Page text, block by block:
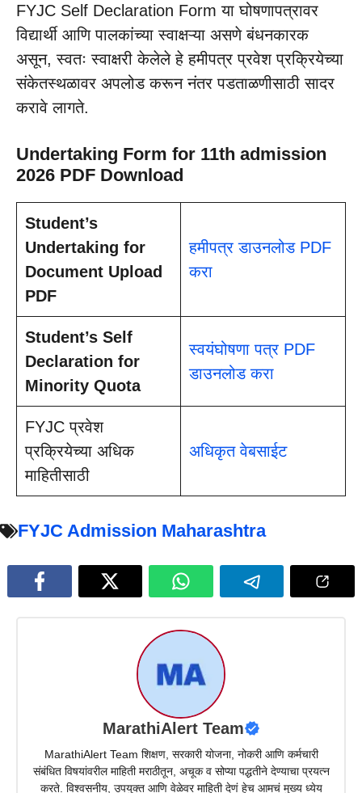
FYJC Self Declaration Form या घोषणापत्रावर
विद्यार्थी आणि पालकांच्या स्वाक्षऱ्या असणे बंधनकारक
असून, स्वतः स्वाक्षरी केलेले हे हमीपत्र प्रवेश प्रक्रियेच्या
संकेतस्थळावर अपलोड करून नंतर पडताळणीसाठी सादर
करावे लागते.
Undertaking Form for 11th admission
2026 PDF Download
Student’s
Undertaking for
Document Upload
PDF
हमीपत्र डाउनलोड PDF
करा
Student’s Self
Declaration for
Minority Quota
स्वयंघोषणा पत्र PDF
डाउनलोड करा
FYJC प्रवेश
प्रक्रियेच्या अधिक
माहितीसाठी
अधिकृत वेबसाईट
FYJC Admission Maharashtra
MarathiAlert Team
MarathiAlert Team शिक्षण, सरकारी योजना, नोकरी आणि कर्मचारी
संबंधित विषयांवरील माहिती मराठीतून, अचूक व सोप्या पद्धतीने देण्याचा प्रयत्न
करते. विश्वसनीय, उपयुक्त आणि वेळेवर माहिती देणं हेच आमचं मुख्य ध्येय